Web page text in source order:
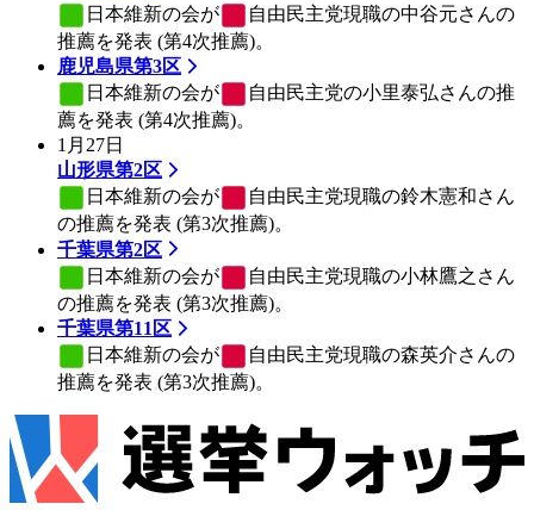
日本維新の会が 自由民主党現職の中谷元さんの
推薦を発表 (第4次推薦)。
鹿児島県第3区
日本維新の会が 自由民主党の小里泰弘さんの推
薦を発表 (第4次推薦)。
1月27日
山形県第2区
日本維新の会が 自由民主党現職の鈴木憲和さん
の推薦を発表 (第3次推薦)。
千葉県第2区
日本維新の会が 自由民主党現職の小林鷹之さん
の推薦を発表 (第3次推薦)。
千葉県第11区
日本維新の会が 自由民主党現職の森英介さんの
推薦を発表 (第3次推薦)。